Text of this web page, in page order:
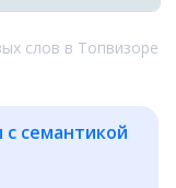
слов в Топвизоре
семантикой